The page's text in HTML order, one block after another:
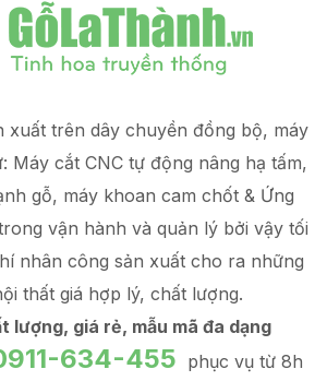
xuất trên dây chuyền đồng bộ, máy
Máy cắt CNC tự động nâng hạ tấm,
gỗ, máy khoan cam chốt & Ứng
vận hành và quản lý bởi vậy tối
nhân công sản xuất cho ra những
thất giá hợp lý, chất lượng.
lượng, giá rẻ, mẫu mã đa dạng
634-455 phục vụ từ 8h